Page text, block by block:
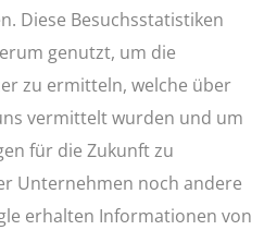
Diese Besuchsstatistiken
genutzt, um die
zu ermitteln, welche über
vermittelt wurden und um
für die Zukunft zu
Unternehmen noch andere
erhalten Informationen von